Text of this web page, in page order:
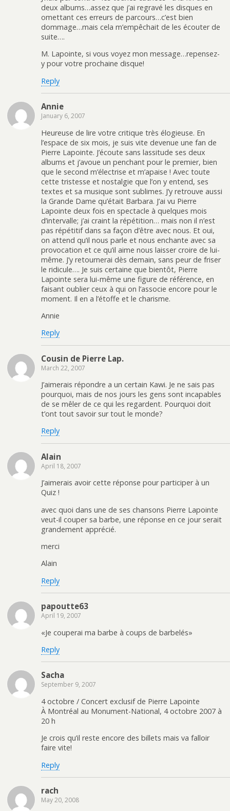
deux albums…assez que j’ai regravé les disques en
omettant ces erreurs de parcours…c’est bien
dommage…mais cela m’empêchait de les écouter de
suite….
M. Lapointe, si vous voyez mon message…repensez-
y pour votre prochaine disque!
Reply
Annie
January 6, 2007
Heureuse de lire votre critique très élogieuse. En
l’espace de six mois, je suis vite devenue une fan de
Pierre Lapointe. J’écoute sans lassitude ses deux
albums et j’avoue un penchant pour le premier, bien
que le second m’électrise et m’apaise ! Avec toute
cette tristesse et nostalgie que l’on y entend, ses
textes et sa musique sont sublimes. J’y retrouve aussi
la Grande Dame qu’était Barbara. J’ai vu Pierre
Lapointe deux fois en spectacle à quelques mois
d’intervalle; j’ai craint la répétition… mais non il n’est
pas répétitif dans sa façon d’être avec nous. Et oui,
on attend qu’il nous parle et nous enchante avec sa
provocation et ce qu’il aime nous laisser croire de lui-
même. J’y retournerai dès demain, sans peur de friser
le ridicule…. Je suis certaine que bientôt, Pierre
Lapointe sera lui-même une figure de référence, en
faisant oublier ceux à qui on l’associe encore pour le
moment. Il en a l’étoffe et le charisme.
Annie
Reply
Cousin de Pierre Lap.
March 22, 2007
J’aimerais répondre a un certain Kawi. Je ne sais pas
pourquoi, mais de nos jours les gens sont incapables
de se mêler de ce qui les regardent. Pourquoi doit
t’ont tout savoir sur tout le monde?
Reply
Alain
April 18, 2007
J’aimerais avoir cette réponse pour participer à un
Quiz !
avec quoi dans une de ses chansons Pierre Lapointe
veut-il couper sa barbe, une réponse en ce jour serait
grandement apprécié.
merci
Alain
Reply
papoutte63
April 19, 2007
«Je couperai ma barbe à coups de barbelés»
Reply
Sacha
September 9, 2007
4 octobre / Concert exclusif de Pierre Lapointe
À Montréal au Monument-National, 4 octobre 2007 à
20 h
Je crois qu’il reste encore des billets mais va falloir
faire vite!
Reply
rach
May 20, 2008